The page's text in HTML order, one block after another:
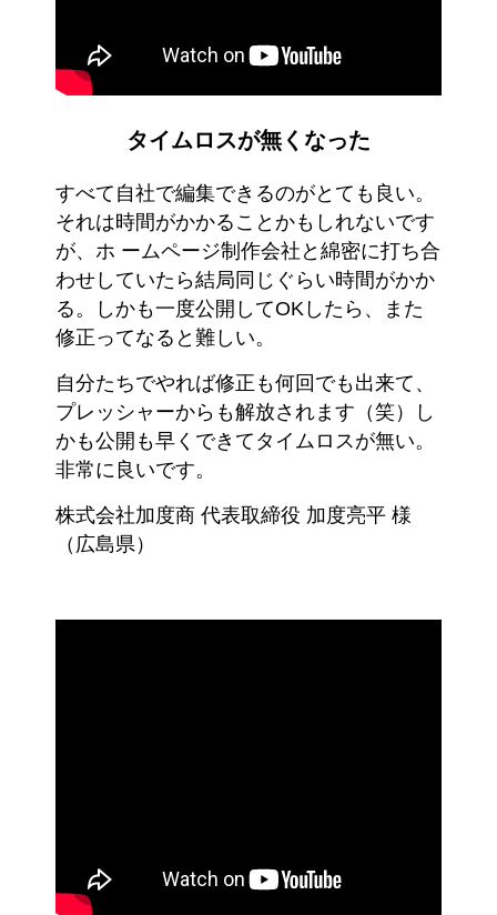
タイムロスが無くなった
すべて自社で編集できるのがとても良い。
それは時間がかかることかもしれないです
が、ホ ームページ制作会社と綿密に打ち合
わせしていたら結局同じぐらい時間がかか
る。しかも一度公開してOKしたら、また
修正ってなると難しい。
自分たちでやれば修正も何回でも出来て、
プレッシャーからも解放されます（笑）し
かも公開も早くできてタイムロスが無い。
非常に良いです。
株式会社加度商 代表取締役 加度亮平 様
（広島県）